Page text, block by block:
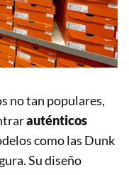
no tan populares,
auténticos
como las Dunk
Su diseño